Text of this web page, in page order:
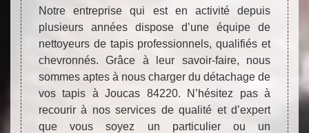
Notre entreprise qui est en activité depuis
plusieurs années dispose d’une équipe de
nettoyeurs de tapis professionnels, qualifiés et
chevronnés. Grâce à leur savoir-faire, nous
sommes aptes à nous charger du détachage de
vos tapis à Joucas 84220. N’hésitez pas à
recourir à nos services de qualité et d’expert
que vous soyez un particulier ou un